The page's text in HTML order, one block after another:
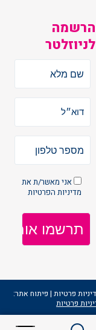
הרשמה
לניוזלטר
אני מאשר/ת את
מדיניות הפרטיות
פרטיות | פיתוח אתר:
פרטיות